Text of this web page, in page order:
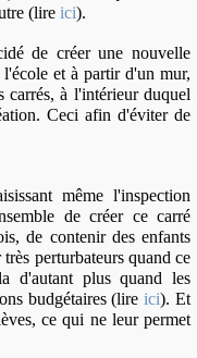
(lire ici).
de créer une nouvelle
et à partir d'un mur,
carrés, à l'intérieur duquel
Ceci afin d'éviter de
même l'inspection
de créer ce carré
de contenir des enfants
perturbateurs quand ce
d'autant plus quand les
budgétaires (lireici). Et
ce qui ne leur permet